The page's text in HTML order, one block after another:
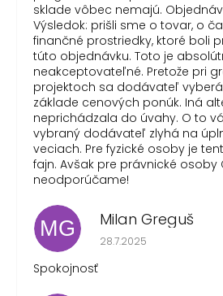
sklade vôbec nemajú.
Výsledok: prišli sme o tovar, o
finančné prostriedky, ktoré boli
túto objednávku. Toto je
neakceptovateľné. Pretože pri
projektoch sa dodávateľ
základe cenových ponúk. Iná
neprichádzala do úvahy. O to
vybraný dodávateľ zlyhá na
veciach. Pre fyzické osoby je
fajn. Avšak pre právnické osoby
neodporúčame!
MG Milan Greguš
Hodnotenie obchodu
28.7.2025
Spokojnosť